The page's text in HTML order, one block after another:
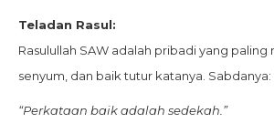
Teladan Rasul:
Rasulullah SAW adalah pribadi yang paling
“Perkataan baik adalah sedekah.”